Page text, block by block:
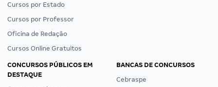
Cursos por Estado
Cursos por Professor
Oficina de Redação
Cursos Online Gratuitos
CONCURSOS PÚBLICOS EM
DESTAQUE
BANCAS DE CONCURSOS
Cebraspe